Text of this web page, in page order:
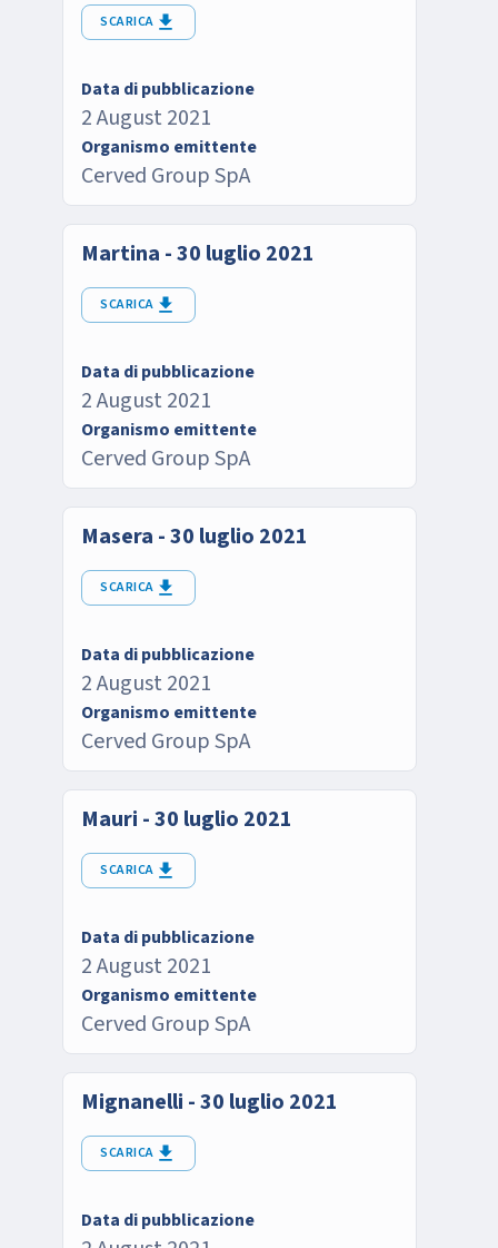
SCARICA
Data di pubblicazione
2 August 2021
Organismo emittente
Cerved Group SpA
Martina - 30 luglio 2021
SCARICA
Data di pubblicazione
2 August 2021
Organismo emittente
Cerved Group SpA
Masera - 30 luglio 2021
SCARICA
Data di pubblicazione
2 August 2021
Organismo emittente
Cerved Group SpA
Mauri - 30 luglio 2021
SCARICA
Data di pubblicazione
2 August 2021
Organismo emittente
Cerved Group SpA
Mignanelli - 30 luglio 2021
SCARICA
Data di pubblicazione